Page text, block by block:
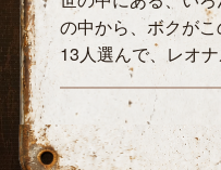
の中から、ボクが
13人選んで、レオ